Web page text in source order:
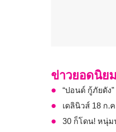
ข่าวยอดนิย
“ปอนด์ กู้ภัยดัง
เดลินิวส์ 18 ก.
30 ก็โดน! หนุ่ม